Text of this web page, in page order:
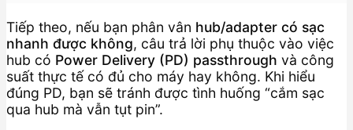
Tiếp theo, nếu bạn phân vân hub/adapter có sạc
nhanh được không, câu trả lời phụ thuộc vào việc
hub có Power Delivery (PD) passthrough và công
suất thực tế có đủ cho máy hay không. Khi hiểu
đúng PD, bạn sẽ tránh được tình huống “cắm sạc
qua hub mà vẫn tụt pin”.